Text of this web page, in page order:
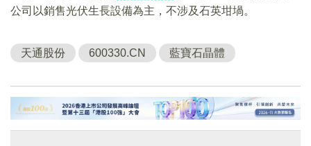
公司以銷售光伏生長設備為主，不涉及石英坩堝。
天通股份 600330.CN 藍寶石晶體